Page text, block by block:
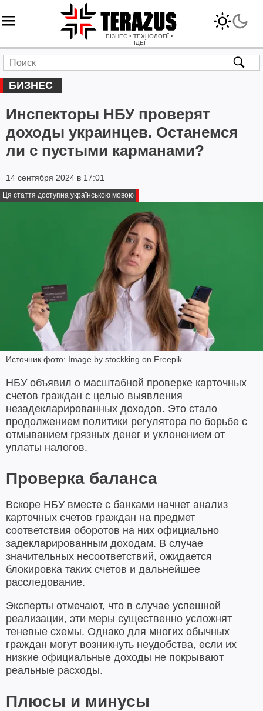
БІЗНЕС • ТЕХНОЛОГІЇ •
ІДЕЇ
БИЗНЕС
Инспекторы НБУ проверят
доходы украинцев. Останемся
ли с пустыми карманами?
14 сентября 2024 в 17:01
Ця стаття доступна українською мовою
Источник фото: Image by stockking on Freepik
НБУ объявил о масштабной проверке карточных
счетов граждан с целью выявления
незадекларированных доходов. Это стало
продолжением политики регулятора по борьбе с
отмыванием грязных денег и уклонением от
уплаты налогов.
Проверка баланса
Вскоре НБУ вместе с банками начнет анализ
карточных счетов граждан на предмет
соответствия оборотов на них официально
задекларированным доходам. В случае
значительных несоответствий, ожидается
блокировка таких счетов и дальнейшее
расследование.
Эксперты отмечают, что в случае успешной
реализации, эти меры существенно усложнят
теневые схемы. Однако для многих обычных
граждан могут возникнуть неудобства, если их
низкие официальные доходы не покрывают
реальные расходы.
Плюсы и минусы